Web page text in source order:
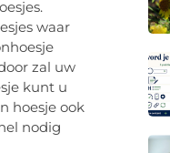
waar
zal uw
kunt u
hoesje ook
nodig